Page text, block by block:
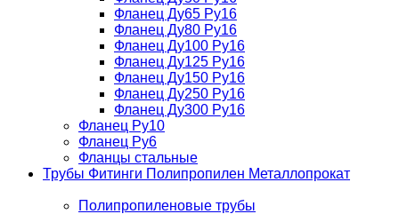
Фланец Ду65 Ру16
Фланец Ду80 Ру16
Фланец Ду100 Ру16
Фланец Ду125 Ру16
Фланец Ду150 Ру16
Фланец Ду250 Ру16
Фланец Ду300 Ру16
Фланец Ру10
Фланец Ру6
Фланцы стальные
Трубы Фитинги Полипропилен Металлопрокат
Полипропиленовые трубы